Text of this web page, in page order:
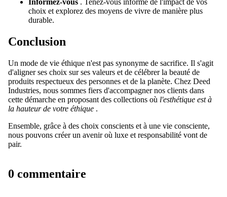
Informez-vous . Tenez-vous informé de l'impact de vos
choix et explorez des moyens de vivre de manière plus
durable.
Conclusion
Un mode de vie éthique n'est pas synonyme de sacrifice. Il s'agit
d'aligner ses choix sur ses valeurs et de célébrer la beauté de
produits respectueux des personnes et de la planète. Chez Deed
Industries, nous sommes fiers d'accompagner nos clients dans
cette démarche en proposant des collections où l'esthétique est à
la hauteur de votre éthique .
Ensemble, grâce à des choix conscients et à une vie consciente,
nous pouvons créer un avenir où luxe et responsabilité vont de
pair.
0 commentaire